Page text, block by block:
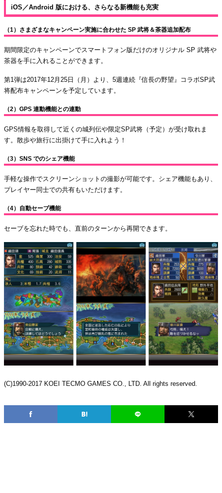
iOS／Android 版における、さらなる新機能も充実
（1）さまざまなキャンペーン実施に合わせた SP 武将＆茶器追加配布
期間限定のキャンペーンでスマートフォン版だけのオリジナル SP 武将や
茶器を手に入れることができます。
第1弾は2017年12月25日（月）より、5週連続『信長の野望』コラボSP武
将配布キャンペーンを予定しています。
（2）GPS 連動機能との連動
GPS情報を取得して近くの城列伝や限定SP武将（予定）が受け取れま
す。散歩や旅行に出掛けて手に入れよう！
（3）SNS でのシェア機能
手軽な操作でスクリーンショットの撮影が可能です。シェア機能もあり、
プレイヤー同士での共有もいただけます。
（4）自動セーブ機能
セーブを忘れた時でも、直前のターンから再開できます。
(C)1990-2017 KOEI TECMO GAMES CO., LTD. All rights reserved.